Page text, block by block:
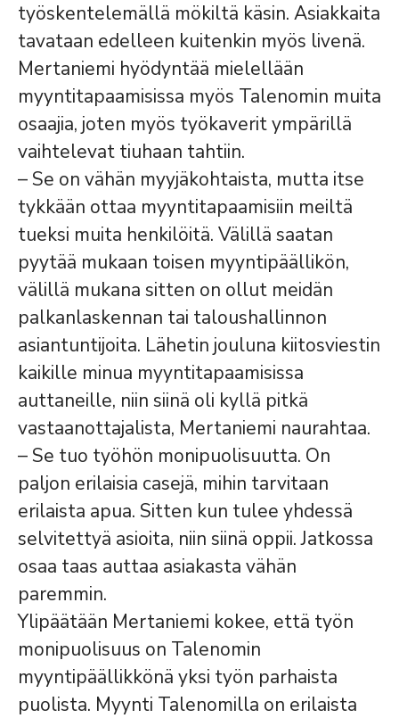
työskentelemällä mökiltä käsin. Asiakkaita
tavataan edelleen kuitenkin myös livenä.
Mertaniemi hyödyntää mielellään
myyntitapaamisissa myös Talenomin muita
osaajia, joten myös työkaverit ympärillä
vaihtelevat tiuhaan tahtiin.
– Se on vähän myyjäkohtaista, mutta itse
tykkään ottaa myyntitapaamisiin meiltä
tueksi muita henkilöitä. Välillä saatan
pyytää mukaan toisen myyntipäällikön,
välillä mukana sitten on ollut meidän
palkanlaskennan tai taloushallinnon
asiantuntijoita. Lähetin jouluna kiitosviestin
kaikille minua myyntitapaamisissa
auttaneille, niin siinä oli kyllä pitkä
vastaanottajalista, Mertaniemi naurahtaa.
– Se tuo työhön monipuolisuutta. On
paljon erilaisia casejä, mihin tarvitaan
erilaista apua. Sitten kun tulee yhdessä
selvitettyä asioita, niin siinä oppii. Jatkossa
osaa taas auttaa asiakasta vähän
paremmin.
Ylipäätään Mertaniemi kokee, että työn
monipuolisuus on Talenomin
myyntipäällikkönä yksi työn parhaista
puolista. Myynti Talenomilla on erilaista